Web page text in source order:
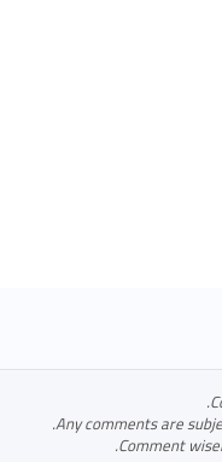
Any comments are
Comment